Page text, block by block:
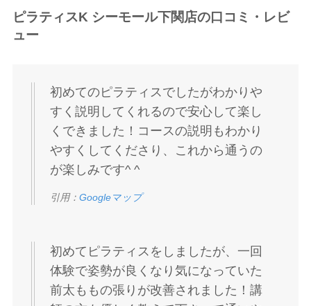
ピラティスK シーモール下関店の口コミ・レビ
ュー
初めてのピラティスでしたがわかりや
すく説明してくれるので安心して楽し
くできました！コースの説明もわかり
やすくしてくださり、これから通うの
が楽しみです^ ^
引用： Googleマップ
初めてピラティスをしましたが、一回
体験で姿勢が良くなり気になっていた
前太ももの張りが改善されました！講